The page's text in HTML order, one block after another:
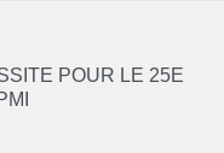
POUR LE 25E